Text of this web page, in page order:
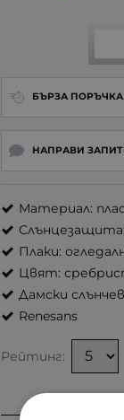
БЪРЗА ПОРЪЧКА
НАПРАВИ
Материал:
Слънцезащита:
Плаки:
Цвят:
Дамски
Renesans
Рейтинг: